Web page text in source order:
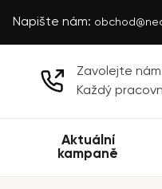
Napište nám:
Zavolejte
Každý
Aktuální
kampaně